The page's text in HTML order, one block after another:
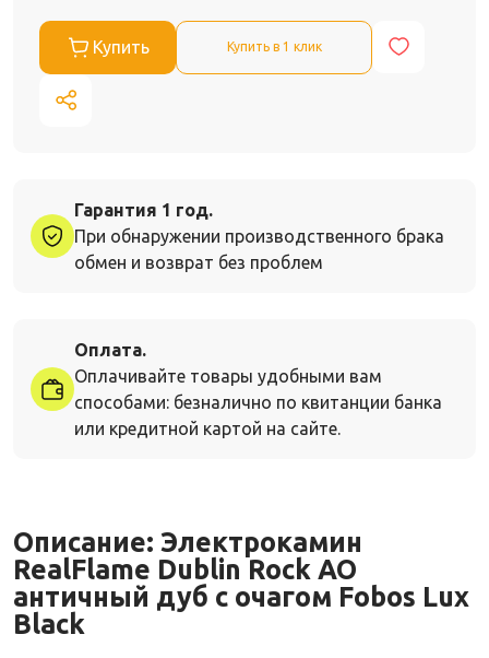
Купить Купить в 1 клик
Гарантия 1 год.
При обнаружении производственного брака
обмен и возврат без проблем
Оплата.
Оплачивайте товары удобными вам
способами: безналично по квитанции банка
или кредитной картой на сайте.
Описание: Электрокамин
RealFlame Dublin Rock AO
античный дуб с очагом Fobos Lux
Black